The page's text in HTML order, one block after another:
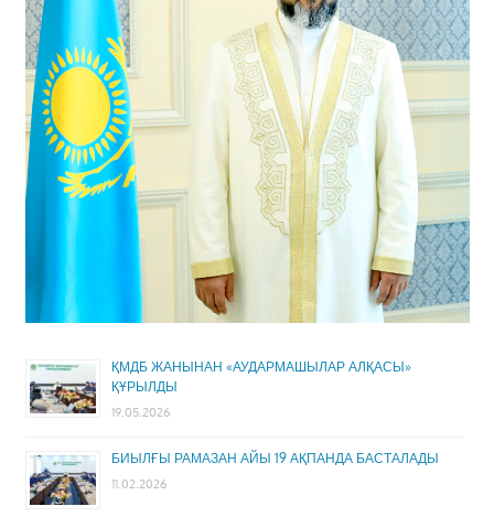
ҚМДБ ЖАНЫНАН «АУДАРМАШЫЛАР АЛҚАСЫ»
ҚҰРЫЛДЫ
19.05.2026
БИЫЛҒЫ РАМАЗАН АЙЫ 19 АҚПАНДА БАСТАЛАДЫ
11.02.2026